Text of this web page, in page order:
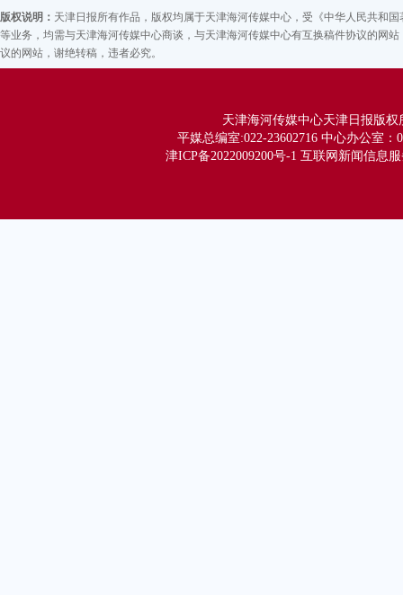
势
体
版权说明： 天津日报所有作品，版权均属于天津海河传媒中心，受《中华人民共和
等业务，均需与天津海河传媒中心商谈，与天津海河传媒中心有互换稿件协议的网
议的网站，谢绝转稿，违者必究。
天津海河传媒中心天津日报版权
平媒总编室:022-23602716 中心办公室：
津ICP备2022009200号-1 互联网新闻信息